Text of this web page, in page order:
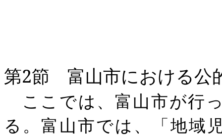
第2節 富山市における公
ここでは、富山市が行
る。富山市では、「地域